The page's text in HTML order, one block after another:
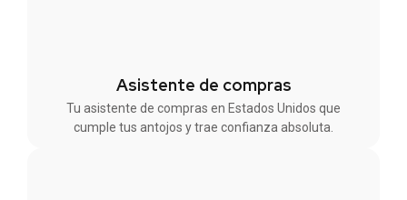
Asistente de compras
Tu asistente de compras en Estados Unidos que
cumple tus antojos y trae confianza absoluta.